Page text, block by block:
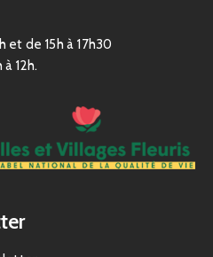
et de 15h à 17h30
12h.